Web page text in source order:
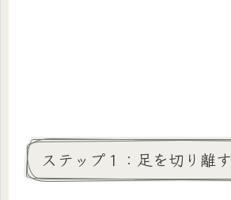
ステップ１：足を切り離す